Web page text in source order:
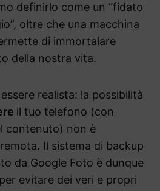
definirlo come un “fidato
oltre che una macchina
di immortalare
della nostra vita.
realista: la possibilità
il tuo telefono (con
contenuto) non è
Il sistema di backup
da Google Foto è dunque
evitare dei veri e propri